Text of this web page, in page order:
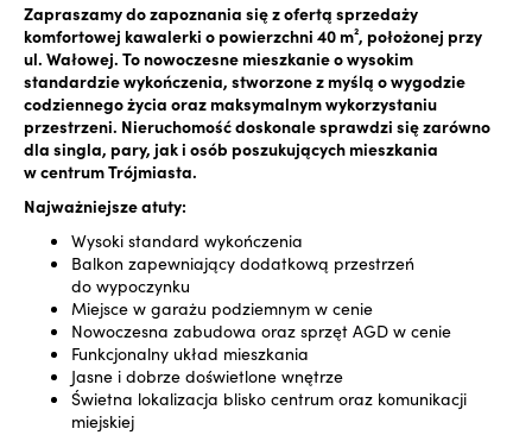
Zapraszamy do zapoznania się z ofertą sprzedaży
komfortowej kawalerki o powierzchni 40 m², położonej przy
ul. Wałowej. To nowoczesne mieszkanie o wysokim
standardzie wykończenia, stworzone z myślą o wygodzie
codziennego życia oraz maksymalnym wykorzystaniu
przestrzeni. Nieruchomość doskonale sprawdzi się zarówno
dla singla, pary, jak i osób poszukujących mieszkania
w centrum Trójmiasta.
Najważniejsze atuty:
Wysoki standard wykończenia
Balkon zapewniający dodatkową przestrzeń
do wypoczynku
Miejsce w garażu podziemnym w cenie
Nowoczesna zabudowa oraz sprzęt AGD w cenie
Funkcjonalny układ mieszkania
Jasne i dobrze doświetlone wnętrze
Świetna lokalizacja blisko centrum oraz komunikacji
miejskiej